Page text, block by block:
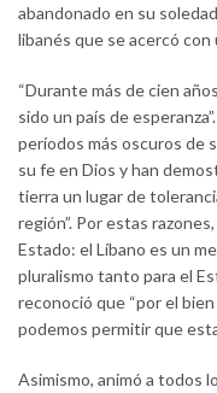
abandonado en su
libanés que se acercó con
“Durante más de cien
sido un país de
períodos más oscuros de
su fe en Dios y han
tierra un lugar de
región”. Por estas
Estado: el Líbano es un
pluralismo tanto para el
reconoció que “por el
podemos permitir que
Asimismo, animó a todos